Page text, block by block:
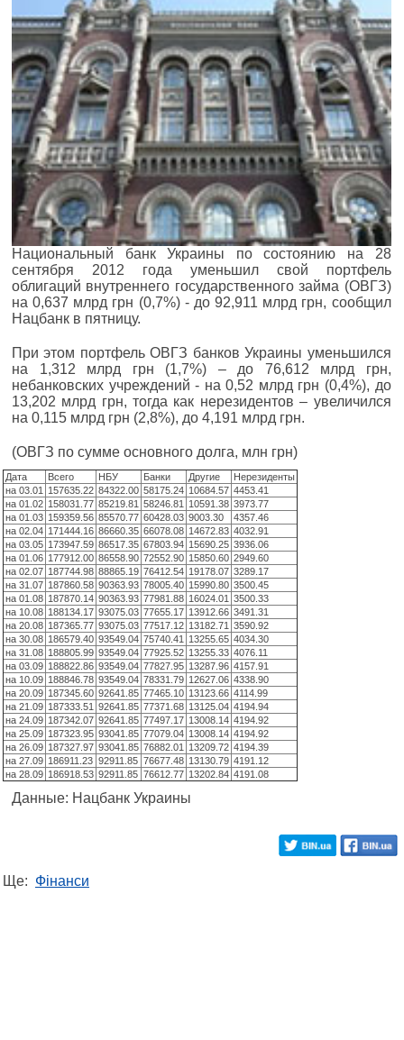
Национальный банк Украины по состоянию на 28
сентября 2012 года уменьшил свой портфель
облигаций внутреннего государственного займа (ОВГЗ)
на 0,637 млрд грн (0,7%) - до 92,911 млрд грн, сообщил
Нацбанк в пятницу.
При этом портфель ОВГЗ банков Украины уменьшился
на 1,312 млрд грн (1,7%) – до 76,612 млрд грн,
небанковских учреждений - на 0,52 млрд грн (0,4%), до
13,202 млрд грн, тогда как нерезидентов – увеличился
на 0,115 млрд грн (2,8%), до 4,191 млрд грн.
(ОВГЗ по сумме основного долга, млн грн)
Дата Всего НБУ Банки Другие
Нерезиденты
на 03.01
157635.22 84322.00 58175.24 10684.57 4453.41
на 01.02 158031.77 85219.81 58246.81 10591.38 3973.77
на 01.03 159359.56 85570.77 60428.03 9003.30
4357.46
на 02.04 171444.16 86660.35 66078.08 14672.83 4032.91
на 03.05 173947.59 86517.35 67803.94 15690.25 3936.06
на 01.06 177912.00 86558.90 72552.90 15850.60 2949.60
на 02.07 187744.98 88865.19 76412.54 19178.07 3289.17
на 31.07 187860.58 90363.93 78005.40 15990.80 3500.45
на 01.08 187870.14 90363.93 77981.88 16024.01
3500.33
на 10.08 188134.17 93075.03 77655.17 13912.66 3491.31
на 20.08 187365.77 93075.03 77517.12 13182.71
3590.92
на 30.08 186579.40 93549.04 75740.41 13255.65 4034.30
на 31.08 188805.99 93549.04 77925.52 13255.33 4076.11
на 03.09 188822.86 93549.04 77827.95 13287.96 4157.91
на 10.09 188846.78 93549.04 78331.79 12627.06 4338.90
на 20.09 187345.60 92641.85 77465.10 13123.66 4114.99
на 21.09 187333.51 92641.85 77371.68 13125.04 4194.94
на 24.09 187342.07 92641.85 77497.17 13008.14 4194.92
на 25.09 187323.95 93041.85 77079.04 13008.14 4194.92
на 26.09 187327.97 93041.85 76882.01 13209.72 4194.39
на 27.09 186911.23 92911.85 76677.48 13130.79 4191.12
на 28.09 186918.53 92911.85 76612.77 13202.84 4191.08
Данные: Нацбанк Украины
Ще: Фінанси